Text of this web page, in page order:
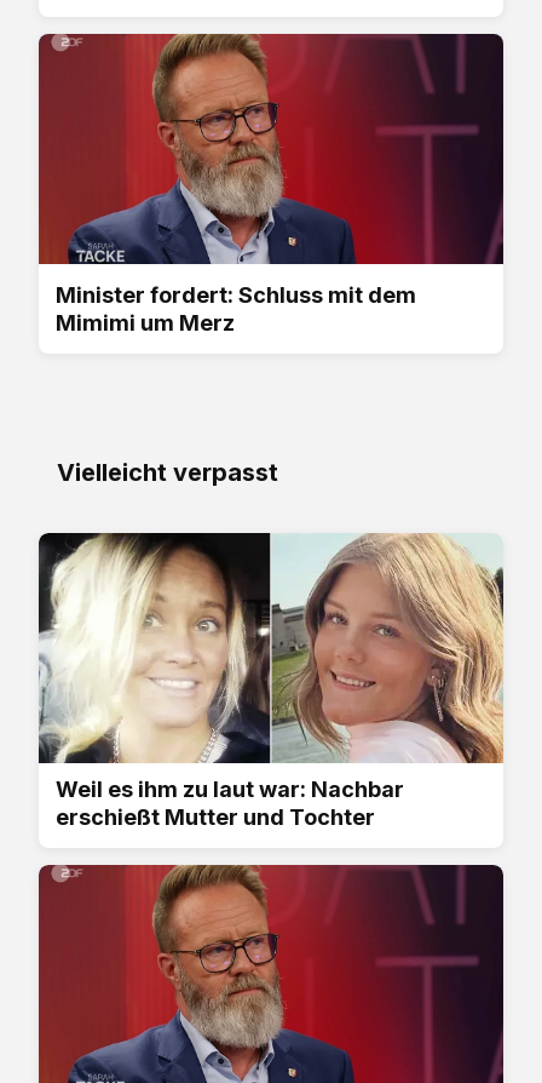
Minister fordert: Schluss mit dem
Mimimi um Merz
Vielleicht verpasst
Weil es ihm zu laut war: Nachbar
erschießt Mutter und Tochter